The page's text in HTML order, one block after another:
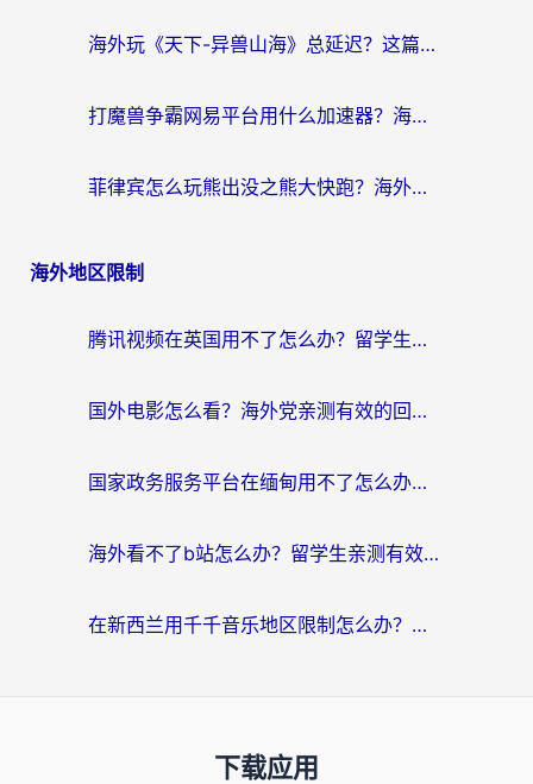
海外玩《天下-异兽山海》总延迟？这篇延迟加速器指南帮你告别卡顿（附日本玩Sky光·遇最高警戒解决方案）
打魔兽争霸网易平台用什么加速器？海外党亲测有效的国服游戏加速指南
菲律宾怎么玩熊出没之熊大快跑？海外党国服游戏加速终极攻略（附3款热门游戏实测）
海外地区限制
腾讯视频在英国用不了怎么办？留学生亲测有效的回国加速器指南
国外电影怎么看？海外党亲测有效的回国加速器选择指南
国家政务服务平台在缅甸用不了怎么办？海外华人必看的回国加速全攻略
海外看不了b站怎么办？留学生亲测有效的回国加速器选择攻略，解决豆瓣音乐、美团外卖难题
在新西兰用千千音乐地区限制怎么办？海外华人必备的回国加速解决方案
下载应用